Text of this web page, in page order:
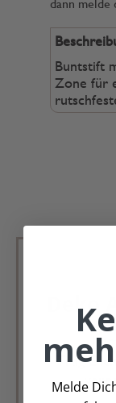
dann melde
Buntstift
Zone für
Trag
Melde